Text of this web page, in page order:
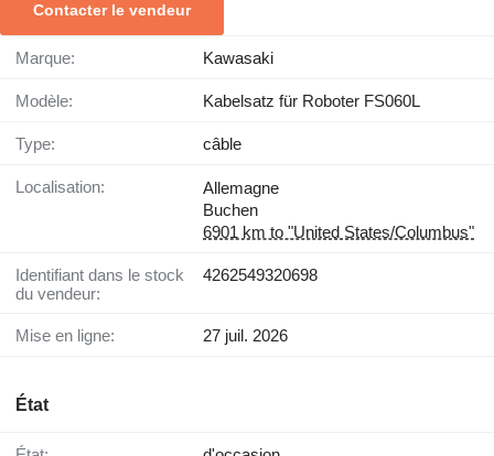
Contacter le vendeur
Marque: Kawasaki
Modèle: Kabelsatz für Roboter FS060L
Type: câble
Localisation:
Allemagne
Buchen
6901 km to "United States/Columbus"
Identifiant dans le stock
du vendeur:
4262549320698
Mise en ligne: 27 juil. 2026
État